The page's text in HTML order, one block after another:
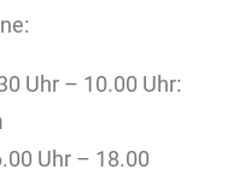
Uhr – 10.00 Uhr:
Uhr – 18.00